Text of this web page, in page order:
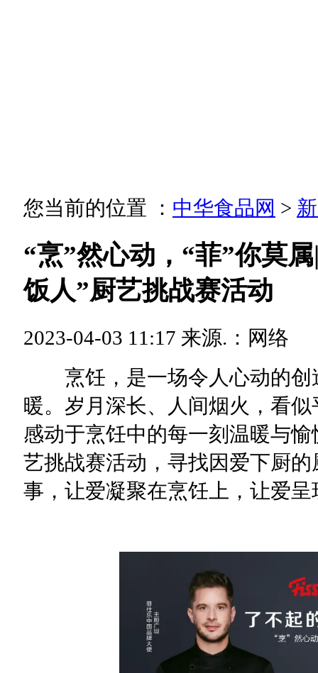
您当前的位置 ： 中华食品网 >
“烹”然心动，“菲”你莫
饭人”厨艺挑战赛活动
2023-04-03 11:17 来源.：网络
烹饪，是一场令人心动的创
暖。岁月深长、人间烟火，看
感动于烹饪中的每一刻温暖与
艺挑战赛活动，寻找因爱下厨
事，让爱凝聚在烹饪上，让爱